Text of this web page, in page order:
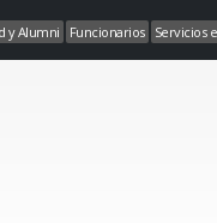
y Alumni Funcionarios Servicios